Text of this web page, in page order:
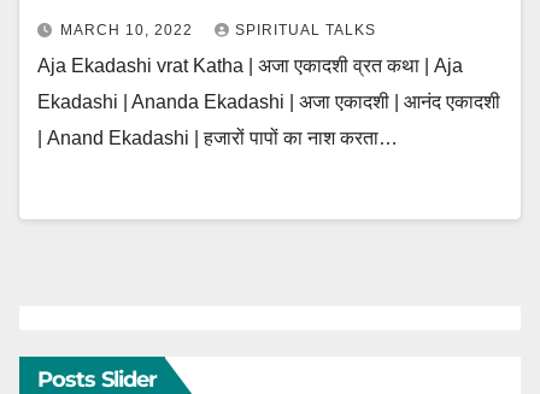
MARCH 10, 2022 SPIRITUAL TALKS
Aja Ekadashi vrat Katha | अजा एकादशी व्रत कथा | Aja
Ekadashi | Ananda Ekadashi | अजा एकादशी | आनंद एकादशी
| Anand Ekadashi | हजारों पापों का नाश करता…
Posts Slider